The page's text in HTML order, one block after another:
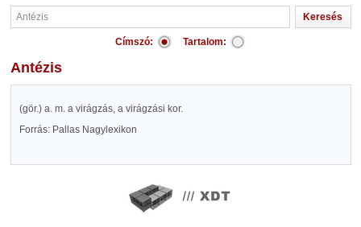
Címszó: Tartalom:
Antézis
(gör.) a. m. a virágzás, a virágzási kor.
Forrás: Pallas Nagylexikon